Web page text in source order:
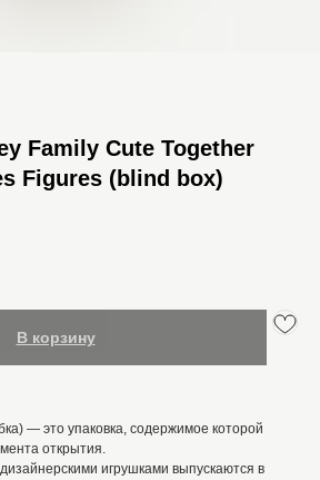
Family Cute Together
Figures (blind box)
В корзину
— это упаковка, содержимое которой
открытия.
игрушками выпускаются в